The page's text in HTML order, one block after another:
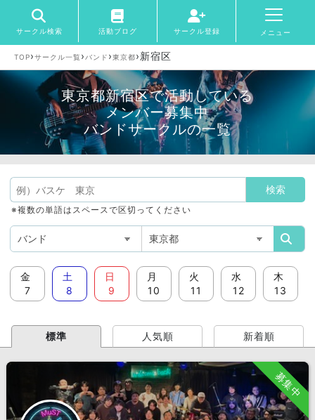
サークル検索 活動ブログ サークル登録 メニュー
TOP›サークル一覧 › バンド ›東京都›新宿区
東京都新宿区で活動している
メンバー募集中
バンドサークルの一覧
※複数の単語はスペースで区切ってください
金
7
土
8
日
9
月
10
火
11
水
12
木
13
標準 人気順 新着順
募集中